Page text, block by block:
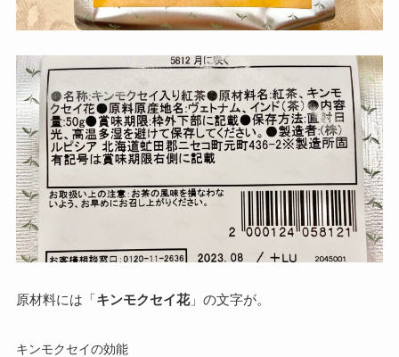
原材料には「キンモクセイ花」の文字が。
キンモクセイの効能